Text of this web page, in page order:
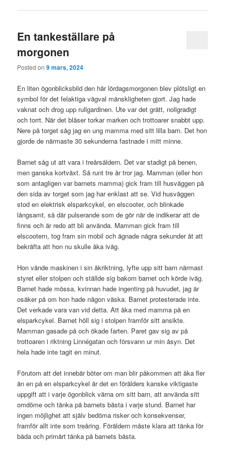
En tankeställare på
morgonen
Posted on9 mars, 2024
En liten ögonblicksbild den här lördagsmorgonen blev plötsligt en
symbol för det felaktiga vägval mänskligheten gjort. Jag hade
vaknat och drog upp rullgardinen. Ute var det grått, nollgradigt
och torrt. När det blåser torkar marken och trottoarer snabbt upp.
Nere på torget såg jag en ung mamma med sitt lilla barn. Det hon
gjorde de närmaste 30 sekunderna fastnade i mitt minne.
Barnet såg ut att vara i treårsåldern. Det var stadigt på benen,
men ganska kortväxt. Så runt tre år tror jag. Mamman (eller hon
som antagligen var barnets mamma) gick fram till husväggen på
den sida av torget som jag har enklast att se. Vid husväggen
stod en elektrisk elsparkcykel, en elscooter, och blinkade
långsamt, så där pulserande som de gör när de indikerar att de
finns och är redo att bli använda. Mamman gick fram till
elscootern, tog fram sin mobil och ägnade några sekunder åt att
bekräfta att hon nu skulle åka iväg.
Hon vände maskinen i sin åkriktning, lyfte upp sitt barn närmast
styret eller stolpen och ställde sig bakom barnet och körde iväg.
Barnet hade mössa, kvinnan hade ingenting på huvudet, jag är
osäker på om hon hade någon väska. Barnet protesterade inte.
Det verkade vara van vid detta. Att åka med mamma på en
elsparkcykel. Barnet höll sig i stolpen framför sitt ansikte.
Mamman gasade på och ökade farten. Paret gav sig av på
trottoaren i riktning Linnégatan och försvann ur min åsyn. Det
hela hade inte tagit en minut.
Förutom att det innebär böter om man blir påkommen att åka fler
än en på en elsparkcykel är det en förälders kanske viktigaste
uppgift att i varje ögonblick värna om sitt barn, att använda sitt
omdöme och tänka på barnets bästa i varje stund. Barnet har
ingen möjlighet att själv bedöma risker och konsekvenser,
framför allt inte som treåring. Föräldern måste klara att tänka för
båda och primärt tänka på barnets bästa.